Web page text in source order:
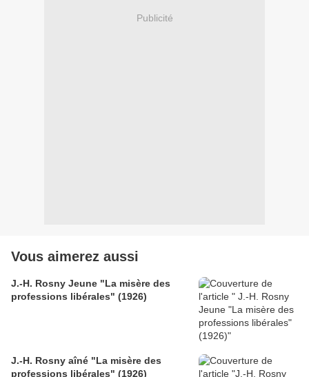
Publicité
Vous aimerez aussi
J.-H. Rosny Jeune "La misère des
professions libérales" (1926)
J.-H. Rosny aîné "La misère des
professions libérales" (1926)